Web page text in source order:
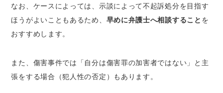
なお、ケースによっては、示談によって不起訴処分を目指す
ほうがよいこともあるため、 早めに弁護士へ相談すること を
おすすめします。
また、傷害事件では「自分は傷害罪の加害者ではない」と主
張をする場合（犯人性の否定）もあります。